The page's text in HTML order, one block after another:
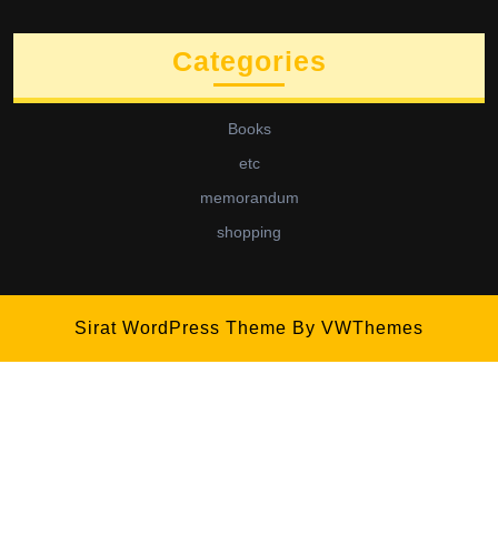
Categories
Books
etc
memorandum
shopping
Sirat WordPress Theme By VWThemes